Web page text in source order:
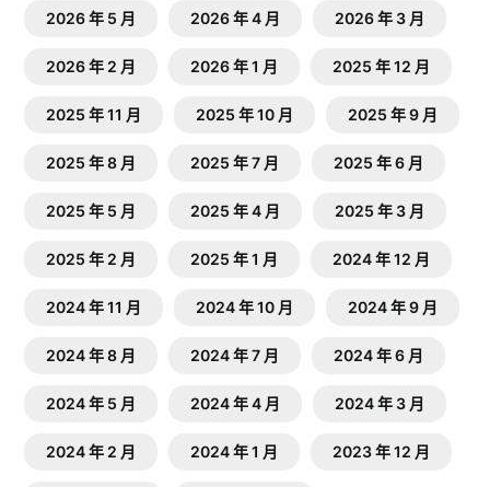
2026 年 5 月 2026 年 4 月 2026 年 3 月
2026 年 2 月 2026 年 1 月 2025 年 12 月
2025 年 11 月 2025 年 10 月 2025 年 9 月
2025 年 8 月 2025 年 7 月 2025 年 6 月
2025 年 5 月 2025 年 4 月 2025 年 3 月
2025 年 2 月 2025 年 1 月 2024 年 12 月
2024 年 11 月 2024 年 10 月 2024 年 9 月
2024 年 8 月 2024 年 7 月 2024 年 6 月
2024 年 5 月 2024 年 4 月 2024 年 3 月
2024 年 2 月 2024 年 1 月 2023 年 12 月